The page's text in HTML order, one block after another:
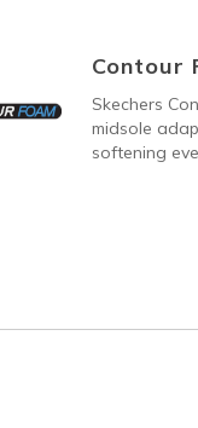
Contour
Skechers
midsole
softening